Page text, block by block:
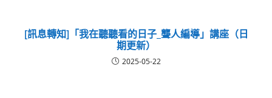
[訊息轉知]「我在聽聽看的日子_聾人編導」講座（日
期更新）
2025-05-22